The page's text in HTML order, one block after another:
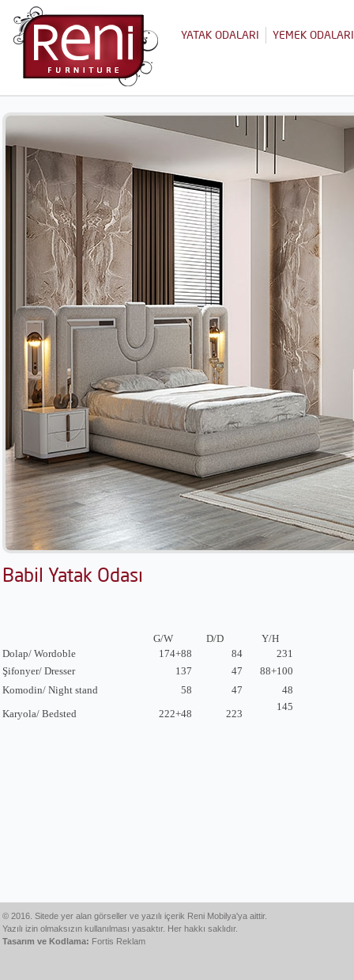
YATAK ODALARI YEMEK ODALARI
Babil Yatak Odası
G/W D/D
Y/H
Dolap/ Wordoble
174+88 84
231
Şifonyer/ Dresser
137 47
88+100
Komodin/ Night stand
58 47
48
Karyola/ Bedsted
222+48 223
145
© 2016. Sitede yer alan görseller ve yazılı içerik Reni Mobilya'ya aittir.
Yazılı izin olmaksızın kullanılması yasaktır. Her hakkı saklıdır.
Tasarım ve Kodlama: Fortis Reklam